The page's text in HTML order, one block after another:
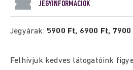
JEGYINFORMÁCIÓK
Jegyárak: 5900 Ft, 6900 Ft, 7900
Felhívjuk kedves látogatóink